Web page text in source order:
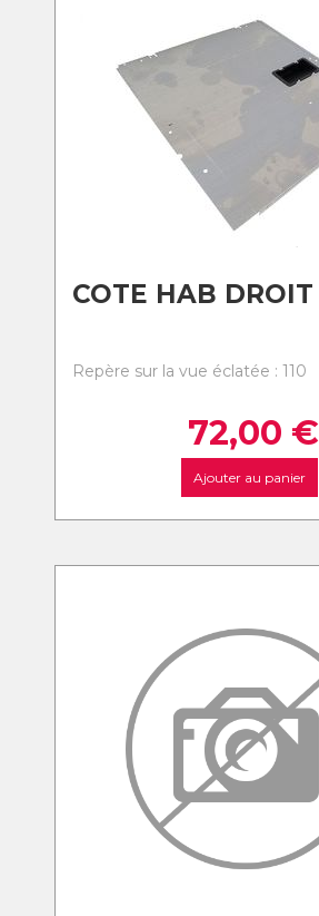
COTE HAB DROIT
Repère sur la vue éclatée : 110
72,00 €
Ajouter au panier